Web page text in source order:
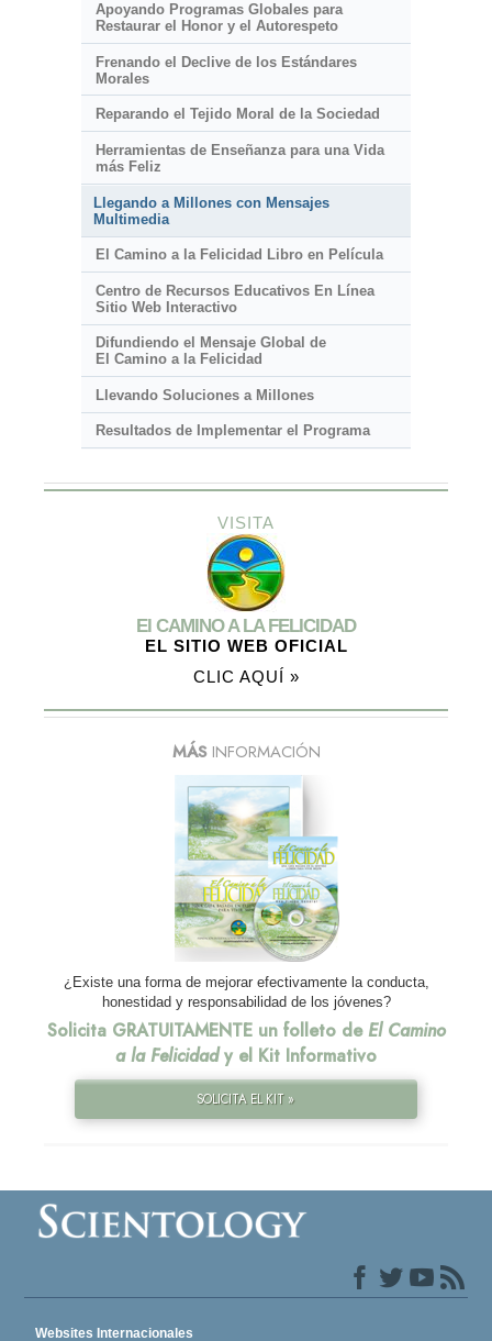
Apoyando Programas Globales para
Restaurar el Honor y el Autorespeto
Frenando el Declive de los Estándares
Morales
Reparando el Tejido Moral de la Sociedad
Herramientas de Enseñanza para una Vida
más Feliz
Llegando a Millones con Mensajes
Multimedia
El Camino a la Felicidad Libro en Película
Centro de Recursos Educativos En Línea
Sitio Web Interactivo
Difundiendo el Mensaje Global de
El Camino a la Felicidad
Llevando Soluciones a Millones
Resultados de Implementar el Programa
VISITA
El CAMINO A LA FELICIDAD
EL SITIO WEB OFICIAL
CLIC AQUÍ »
MÁSINFORMACIÓN
¿Existe una forma de mejorar efectivamente la conducta,
honestidad y responsabilidad de los jóvenes?
Solicita GRATUITAMENTE un folleto de El Camino
a la Felicidady el Kit Informativo
SOLICITA EL KIT »
Websites Internacionales